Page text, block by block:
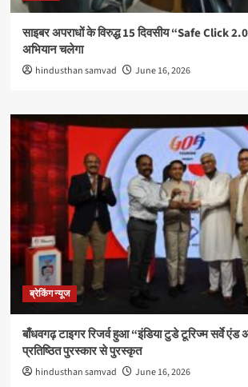
साइबर अपराधों के विरुद्ध 15 दिवसीय “Safe Click
अभियान चलेगा
hindusthan samvad June 16, 2026
ब्रेकिंग न्यूज
बाँधवगढ़ टाइगर रिजर्व हुआ “इंडिया टुडे टूरिज्म सर्वे एंड
प्रतिष्ठित पुरस्कार से पुरस्कृत
hindusthan samvad June 16, 2026